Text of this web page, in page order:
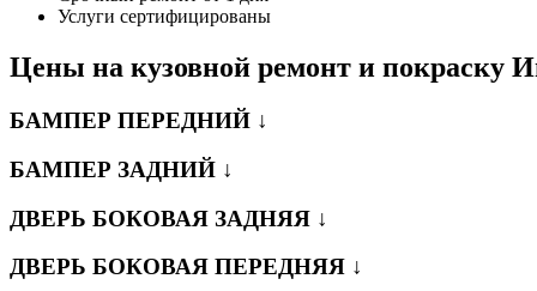
Услуги сертифицированы
Цены на кузовной ремонт и покраску
БАМПЕР ПЕРЕДНИЙ ↓
БАМПЕР ЗАДНИЙ ↓
ДВЕРЬ БОКОВАЯ ЗАДНЯЯ ↓
ДВЕРЬ БОКОВАЯ ПЕРЕДНЯЯ ↓